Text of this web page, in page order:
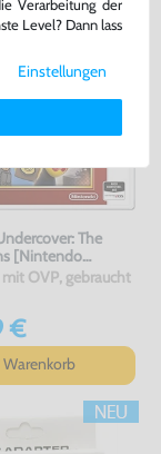
The
[Nintendo
OVP, gebraucht
€
Warenkorb
Verarbeitung der
Level? Dann lass
Cookies und
Daten­schutz­
Einstellungen